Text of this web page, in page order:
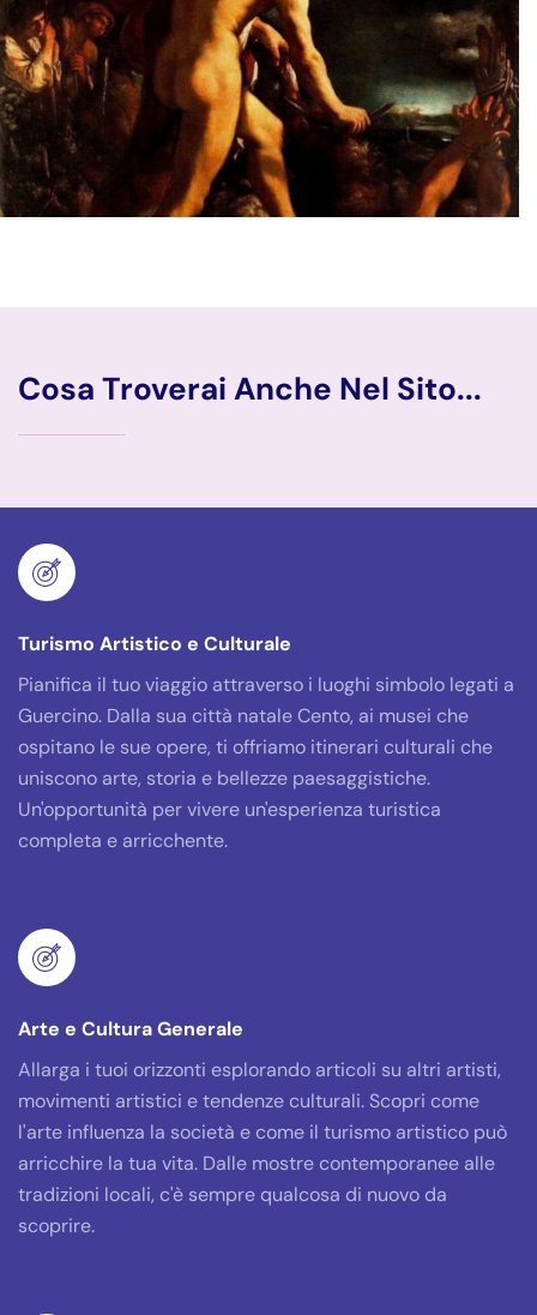
Cosa Troverai Anche Nel Sito...
Turismo Artistico e Culturale
Pianifica il tuo viaggio attraverso i luoghi simbolo legati a
Guercino. Dalla sua città natale Cento, ai musei che
ospitano le sue opere, ti offriamo itinerari culturali che
uniscono arte, storia e bellezze paesaggistiche.
Un'opportunità per vivere un'esperienza turistica
completa e arricchente.
Arte e Cultura Generale
Allarga i tuoi orizzonti esplorando articoli su altri artisti,
movimenti artistici e tendenze culturali. Scopri come
l'arte influenza la società e come il turismo artistico può
arricchire la tua vita. Dalle mostre contemporanee alle
tradizioni locali, c'è sempre qualcosa di nuovo da
scoprire.